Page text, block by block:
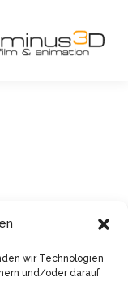
wir Technologien
und/oder darauf